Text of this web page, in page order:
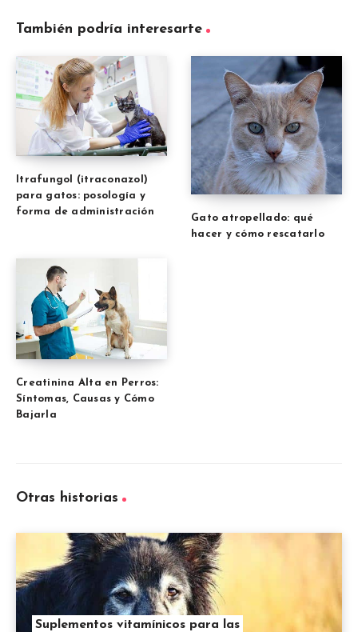
También podría interesarte
Itrafungol (itraconazol)
para gatos: posología y
forma de administración
Gato atropellado: qué
hacer y cómo rescatarlo
Creatinina Alta en Perros:
Síntomas, Causas y Cómo
Bajarla
Otras historias
Suplementos vitamínicos para las